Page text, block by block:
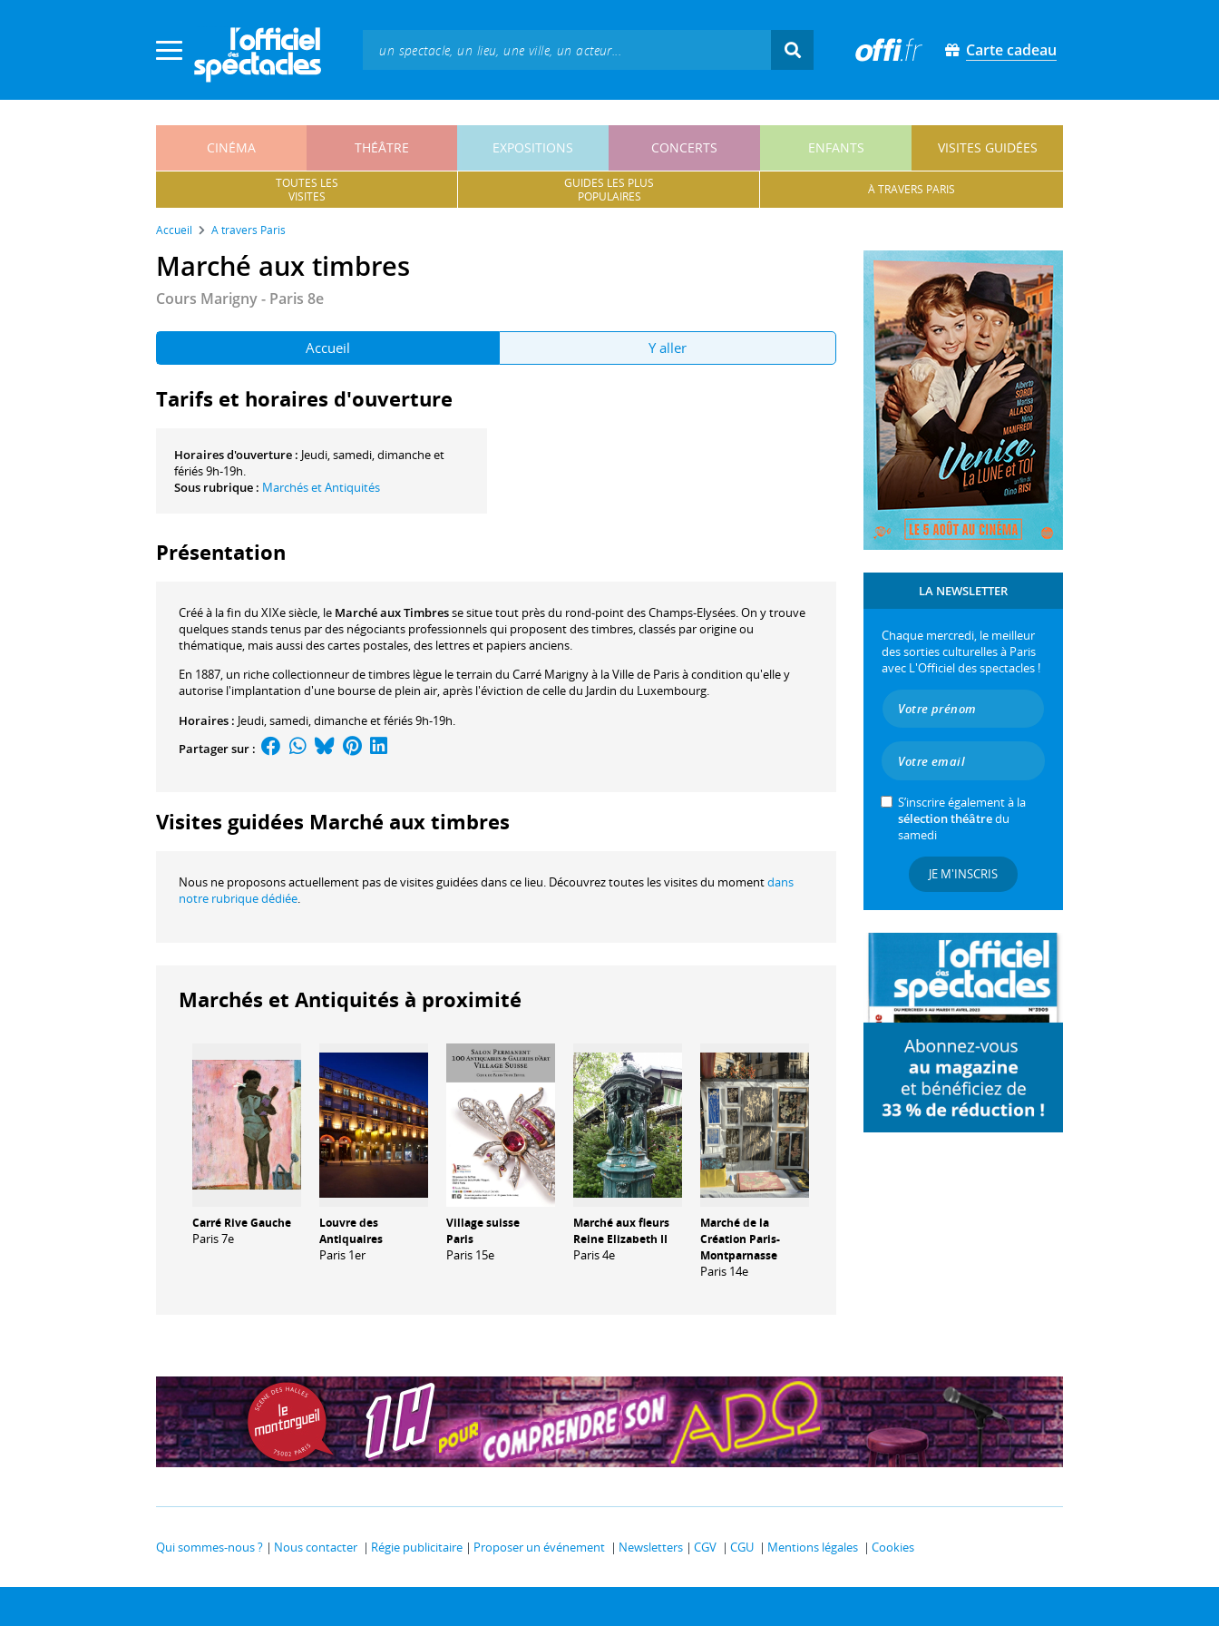
Carte cadeau
CINÉMA THÉÂTRE EXPOSITIONS CONCERTS ENFANTS VISITES GUIDÉES
TOUTES LES
VISITES
GUIDES LES PLUS
POPULAIRES
À TRAVERS PARIS
Accueil A travers Paris
Marché aux timbres
Cours Marigny - Paris 8e
Accueil Y aller
Tarifs et horaires d'ouverture
Horaires d'ouverture : Jeudi, samedi, dimanche et
fériés 9h-19h.
Sous rubrique : Marchés et Antiquités
Présentation
Créé à la fin du XIXe siècle, le Marché aux Timbresse situe tout près du rond-point des Champs-Elysées. On y trouve
quelques stands tenus par des négociants professionnels qui proposent des timbres, classés par origine ou
thématique, mais aussi des cartes postales, des lettres et papiers anciens.
En 1887, un riche collectionneur de timbres lègue le terrain du Carré Marigny à la Ville de Paris à condition qu'elle y
autorise l'implantation d'une bourse de plein air, après l'éviction de celle du Jardin du Luxembourg.
Horaires : Jeudi, samedi, dimanche et fériés 9h-19h.
Partager sur :
Visites guidées Marché aux timbres
Nous ne proposons actuellement pas de visites guidées dans ce lieu. Découvrez toutes les visites du momentdans
notre rubrique dédiée.
Marchés et Antiquités à proximité
Carré Rive Gauche
Paris 7e
Louvre des
Antiquaires
Paris 1er
Village suisse
Paris
Paris 15e
Marché aux fleurs
Reine Elizabeth II
Paris 4e
Marché de la
Création Paris-
Montparnasse
Paris 14e
LA NEWSLETTER
Chaque mercredi, le meilleur
des sorties culturelles à Paris
avec L'Officiel des spectacles !
S’inscrire également à la
sélection théâtredu
samedi
JE M'INSCRIS
Qui sommes-nous ? Nous contacter Régie publicitaire Proposer un événement Newsletters CGV CGU Mentions légales Cookies